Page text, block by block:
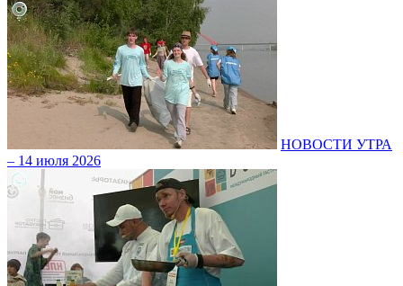
НОВОСТИ УТРА
– 14 июля 2026